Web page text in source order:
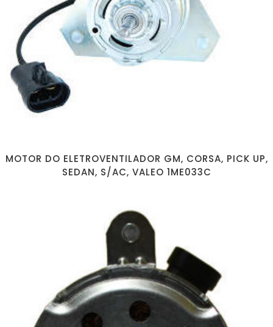
MOTOR DO ELETROVENTILADOR GM, CORSA, PICK UP,
SEDAN, S/AC, VALEO 1ME033C